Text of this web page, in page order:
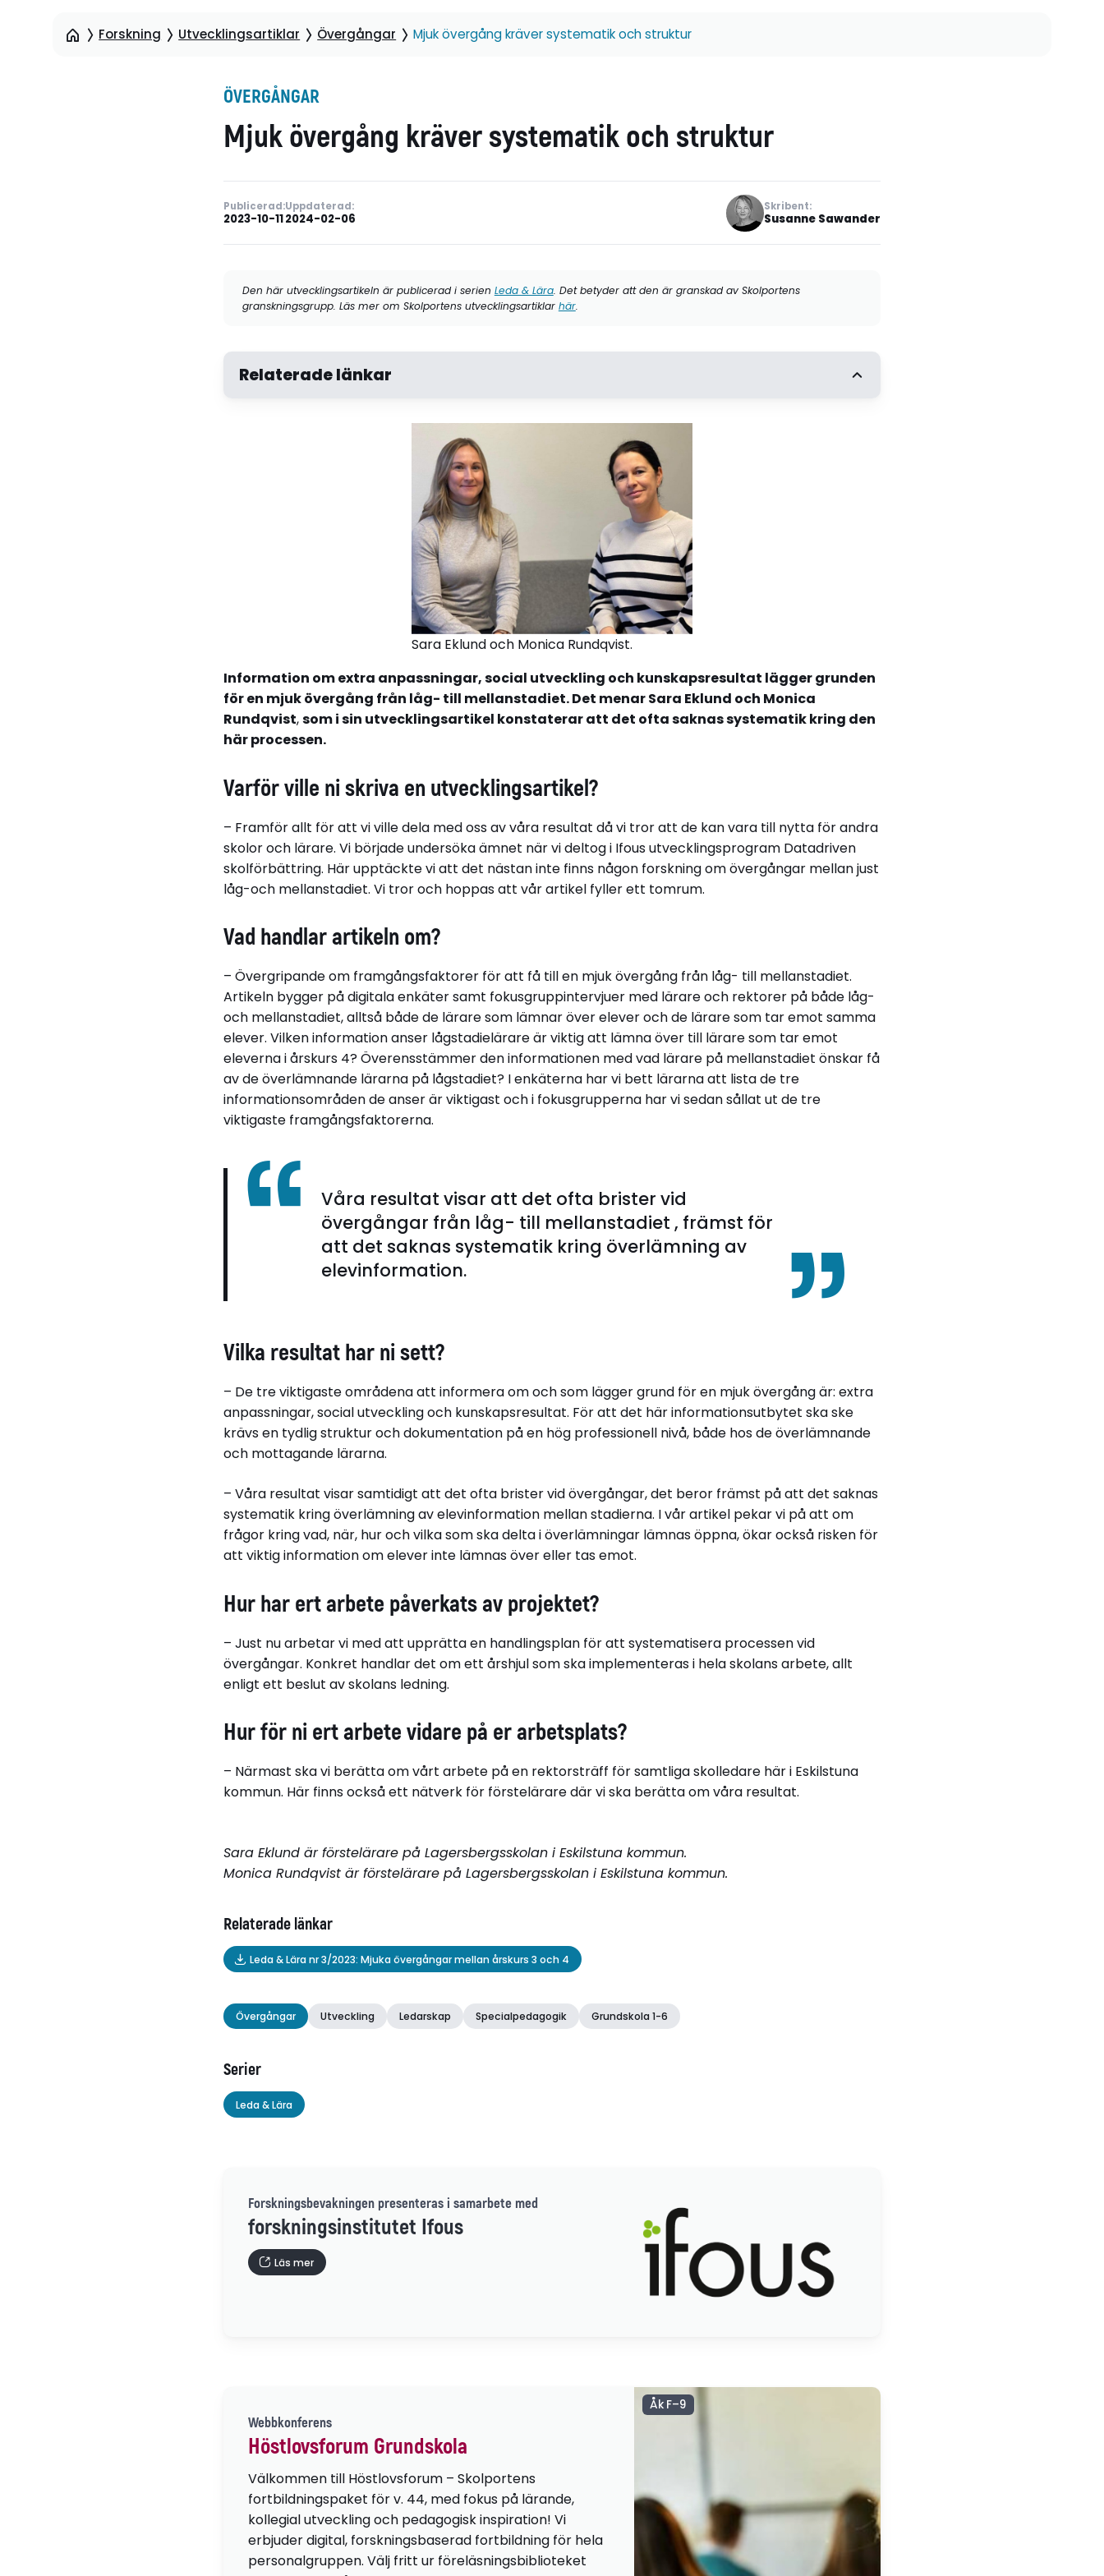
Forskning Utvecklingsartiklar Övergångar Mjuk övergång kräver systematik och struktur
ÖVERGÅNGAR
Mjuk övergång kräver systematik och struktur
Publicerad:
2023-10-11
Uppdaterad:
2024-02-06
Skribent:
Susanne Sawander
Den här utvecklingsartikeln är publicerad i serien Leda & Lära. Det betyder att den är granskad av Skolportens
granskningsgrupp. Läs mer om Skolportens utvecklingsartiklar här.
Relaterade länkar
Leda & Lära nr 3/2023: Mjuka övergångar mellan årskurs 3 och 4
Sara Eklund och Monica Rundqvist.
Information om extra anpassningar, social utveckling och kunskapsresultat lägger grunden
för en mjuk övergång från låg- till mellanstadiet. Det menar Sara Eklund och Monica
Rundqvist,som i sin utvecklingsartikel konstaterar att det ofta saknas systematik kring den
här processen.
Varför ville ni skriva en utvecklingsartikel?
– Framför allt för att vi ville dela med oss av våra resultat då vi tror att de kan vara till nytta för andra
skolor och lärare. Vi började undersöka ämnet när vi deltog i Ifous utvecklingsprogram Datadriven
skolförbättring. Här upptäckte vi att det nästan inte finns någon forskning om övergångar mellan just
låg-och mellanstadiet. Vi tror och hoppas att vår artikel fyller ett tomrum.
Vad handlar artikeln om?
– Övergripande om framgångsfaktorer för att få till en mjuk övergång från låg- till mellanstadiet.
Artikeln bygger på digitala enkäter samt fokusgruppintervjuer med lärare och rektorer på både låg-
och mellanstadiet, alltså både de lärare som lämnar över elever och de lärare som tar emot samma
elever. Vilken information anser lågstadielärare är viktig att lämna över till lärare som tar emot
eleverna i årskurs 4? Överensstämmer den informationen med vad lärare på mellanstadiet önskar få
av de överlämnande lärarna på lågstadiet? I enkäterna har vi bett lärarna att lista de tre
informationsområden de anser är viktigast och i fokusgrupperna har vi sedan sållat ut de tre
viktigaste framgångsfaktorerna.
Våra resultat visar att det ofta brister vid
övergångar från låg- till mellanstadiet , främst för
att det saknas systematik kring överlämning av
elevinformation.
Vilka resultat har ni sett?
– De tre viktigaste områdena att informera om och som lägger grund för en mjuk övergång är: extra
anpassningar, social utveckling och kunskapsresultat. För att det här informationsutbytet ska ske
krävs en tydlig struktur och dokumentation på en hög professionell nivå, både hos de överlämnande
och mottagande lärarna.
– Våra resultat visar samtidigt att det ofta brister vid övergångar, det beror främst på att det saknas
systematik kring överlämning av elevinformation mellan stadierna. I vår artikel pekar vi på att om
frågor kring vad, när, hur och vilka som ska delta i överlämningar lämnas öppna, ökar också risken för
att viktig information om elever inte lämnas över eller tas emot.
Hur har ert arbete påverkats av projektet?
– Just nu arbetar vi med att upprätta en handlingsplan för att systematisera processen vid
övergångar. Konkret handlar det om ett årshjul som ska implementeras i hela skolans arbete, allt
enligt ett beslut av skolans ledning.
Hur för ni ert arbete vidare på er arbetsplats?
– Närmast ska vi berätta om vårt arbete på en rektorsträff för samtliga skolledare här i Eskilstuna
kommun. Här finns också ett nätverk för förstelärare där vi ska berätta om våra resultat.
Sara Eklund är förstelärare på Lagersbergsskolan i Eskilstuna kommun.
Monica Rundqvist är förstelärare på Lagersbergsskolan i Eskilstuna kommun.
Relaterade länkar
Leda & Lära nr 3/2023: Mjuka övergångar mellan årskurs 3 och 4
Övergångar Utveckling Ledarskap Specialpedagogik Grundskola 1-6
Serier
Leda & Lära
Forskningsbevakningen presenteras i samarbete med
forskningsinstitutet Ifous
Läs mer
Webbkonferens
Höstlovsforum Grundskola
Välkommen till Höstlovsforum – Skolportens
fortbildningspaket för v. 44, med fokus på lärande,
kollegial utveckling och pedagogisk inspiration! Vi
erbjuder digital, forskningsbaserad fortbildning för hela
personalgruppen. Välj fritt ur föreläsningsbiblioteket
Åk F–9